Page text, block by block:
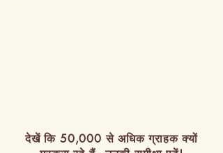
देखें कि 50,000 से अधिक ग्राहक क्यों